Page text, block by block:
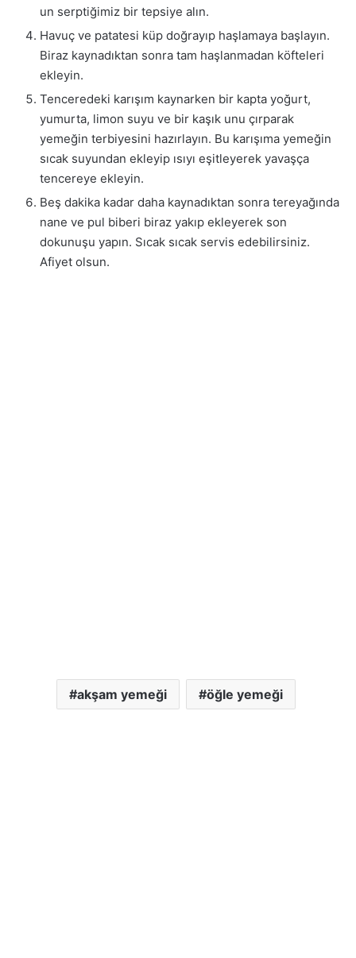
un serptiğimiz bir tepsiye alın.
Havuç ve patatesi küp doğrayıp haşlamaya başlayın.
Biraz kaynadıktan sonra tam haşlanmadan köfteleri
ekleyin.
Tenceredeki karışım kaynarken bir kapta yoğurt,
yumurta, limon suyu ve bir kaşık unu çırparak
yemeğin terbiyesini hazırlayın. Bu karışıma yemeğin
sıcak suyundan ekleyip ısıyı eşitleyerek yavaşça
tencereye ekleyin.
Beş dakika kadar daha kaynadıktan sonra tereyağında
nane ve pul biberi biraz yakıp ekleyerek son
dokunuşu yapın. Sıcak sıcak servis edebilirsiniz.
Afiyet olsun.
akşam yemeği öğle yemeği